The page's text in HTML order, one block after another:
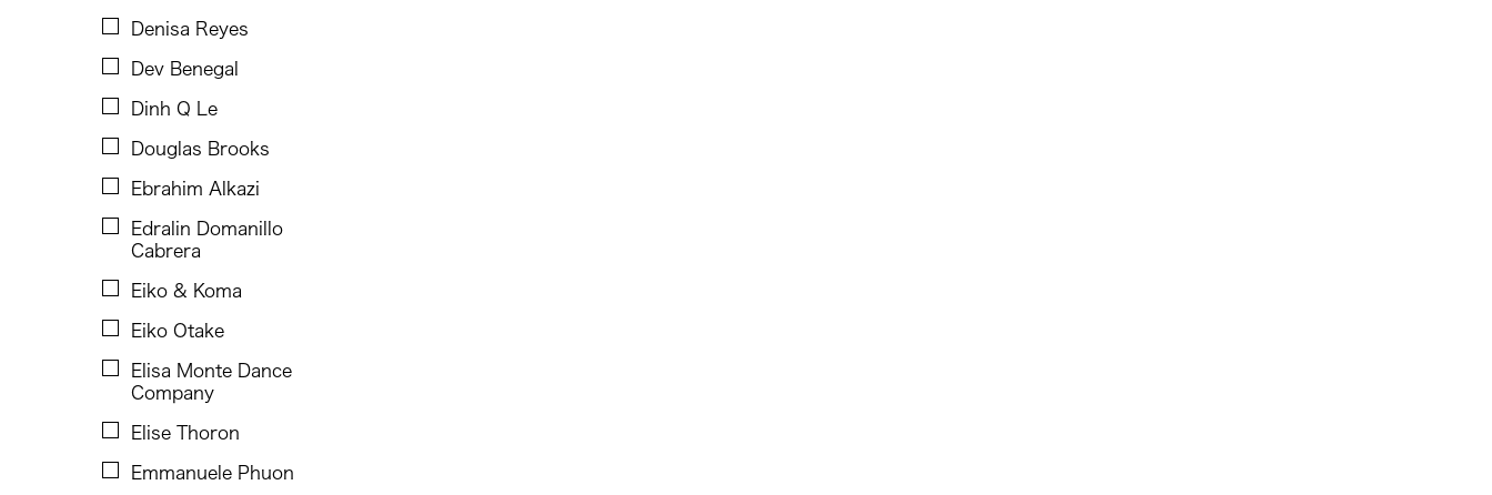
Erma Lacorte Capucion
Faye Cura
Francisco Feliciano
Fumi Yokobori
Fumihiko Maki
Gabrielle Marguerite Vicente
Gardika Gigih Pradipta
Gino Gopez Gonzales
Gitameit Music Center
Glenn Mas
Guangdong Modern Dance Company
Heidi Lee
Denisa Reyes
Dev Benegal
Dinh Q Le
Douglas Brooks
Ebrahim Alkazi
Edralin Domanillo
Cabrera
Eiko & Koma
Eiko Otake
Elisa Monte Dance
Company
Elise Thoron
Emmanuele Phuon